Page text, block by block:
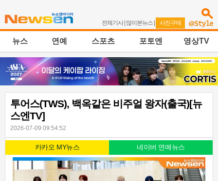
전체기사| 많이본뉴스 | 사진구매
뉴스 연예 스포츠 포토엔 영상TV
투어스(TWS), 백옥같은 비주얼 왕자(출국)[뉴
스엔TV]
2026-07-09 09:54:52
카카오 MY뉴스 네이버 연예뉴스